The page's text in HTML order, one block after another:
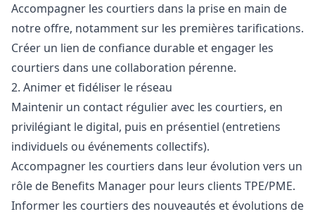
Accompagner les courtiers dans la prise en main de
notre offre, notamment sur les premières tarifications.
Créer un lien de confiance durable et engager les
courtiers dans une collaboration pérenne.
2. Animer et fidéliser le réseau
Maintenir un contact régulier avec les courtiers, en
privilégiant le digital, puis en présentiel (entretiens
individuels ou événements collectifs).
Accompagner les courtiers dans leur évolution vers un
rôle de Benefits Manager pour leurs clients TPE/PME.
Informer les courtiers des nouveautés et évolutions de